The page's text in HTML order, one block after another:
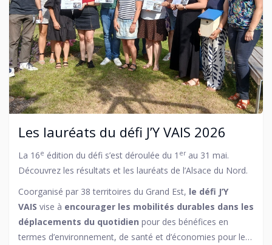
Les lauréats du défi J’Y VAIS 2026
La 16e édition du défi s’est déroulée du 1 erau 31 mai.
Découvrez les résultats et les lauréats de l’Alsace du Nord.
Coorganisé par 38 territoires du Grand Est, le défi J’Y
VAIS vise à encourager les mobilités durables dans les
déplacements du quotidien pour des bénéfices en
termes d’environnement, de santé et d’économies pour les